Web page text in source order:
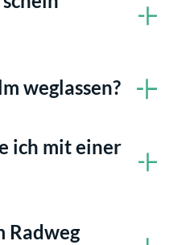
weglassen?
ich mit einer
Radweg